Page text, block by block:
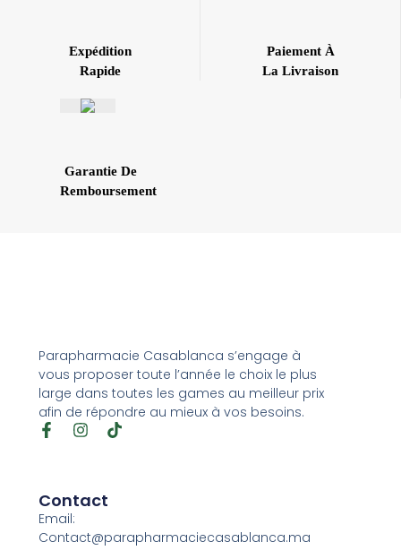
Paiement À
La Livraison
Expédition
Rapide
Garantie De
Remboursement
Parapharmacie Casablanca s’engage à
vous proposer toute l’année le choix le plus
large dans toutes les games au meilleur prix
afin de répondre au mieux à vos besoins.
Contact
Email:
Contact@parapharmaciecasablanca.ma